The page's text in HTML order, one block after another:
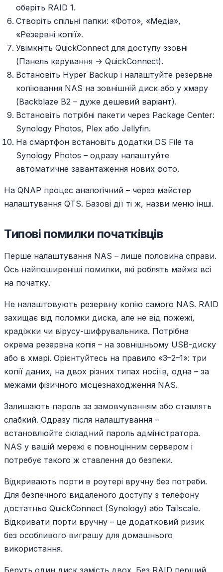
оберіть RAID 1.
Створіть спільні папки: «Фото», «Медіа»,
«Резервні копії».
Увімкніть QuickConnect для доступу ззовні
(Панель керування → QuickConnect).
Встановіть Hyper Backup і налаштуйте резервне
копіювання NAS на зовнішній диск або у хмару
(Backblaze B2 – дуже дешевий варіант).
Встановіть потрібні пакети через Package Center:
Synology Photos, Plex або Jellyfin.
На смартфон встановіть додатки DS File та
Synology Photos – одразу налаштуйте
автоматичне завантаження нових фото.
На QNAP процес аналогічний – через майстер
налаштування QTS. Базові дії ті ж, назви меню інші.
Типові помилки початківців
Перше налаштування NAS – лише половина справи.
Ось найпоширеніші помилки, які роблять майже всі
на початку.
Не налаштовують резервну копію самого NAS. RAID
захищає від поломки диска, але не від пожежі,
крадіжки чи вірусу-шифрувальника. Потрібна
окрема резервна копія – на зовнішньому USB-диску
або в хмарі. Орієнтуйтесь на правило «3–2–1»: три
копії даних, на двох різних типах носіїв, одна – за
межами фізичного місцезнаходження NAS.
Залишають пароль за замовчуванням або ставлять
слабкий. Одразу після налаштування –
встановлюйте складний пароль адміністратора.
NAS у вашій мережі є повноцінним сервером і
потребує такого ж ставлення до безпеки.
Відкривають порти в роутері вручну без потреби.
Для безпечного видаленого доступу з телефону
достатньо QuickConnect (Synology) або Tailscale.
Відкривати порти вручну – це додатковий ризик
без особливого виграшу для домашнього
використання.